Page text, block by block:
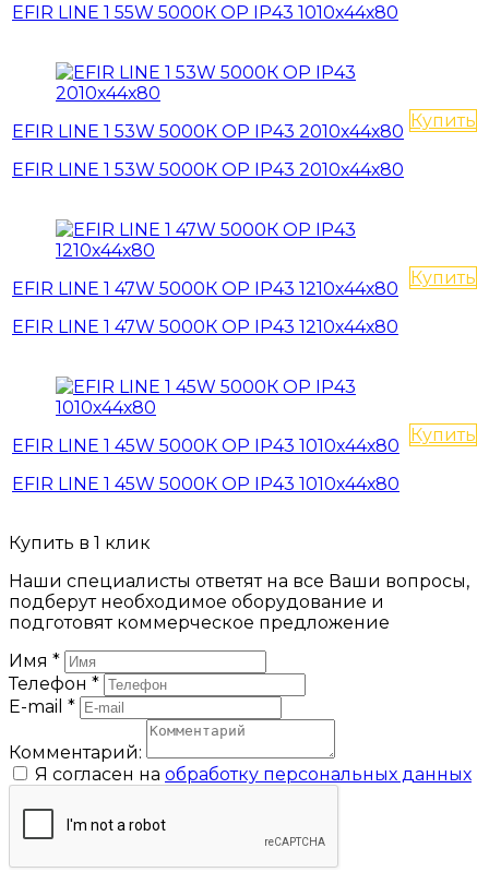
EFIR LINE 1 55W 5000К OP IP43 1010х44х80
EFIR LINE 1 53W 5000К OP IP43 2010х44х80
EFIR LINE 1 53W 5000К OP IP43 2010х44х80
Купить
EFIR LINE 1 47W 5000К OP IP43 1210х44х80
EFIR LINE 1 47W 5000К OP IP43 1210х44х80
Купить
EFIR LINE 1 45W 5000К OP IP43 1010х44х80
EFIR LINE 1 45W 5000К OP IP43 1010х44х80
Купить
Купить в 1 клик
Наши специалисты ответят на все Ваши вопросы,
подберут необходимое оборудование и
подготовят коммерческое предложение
Имя *
Телефон *
E-mail *
Комментарий:
Я согласен на обработку персональных данных